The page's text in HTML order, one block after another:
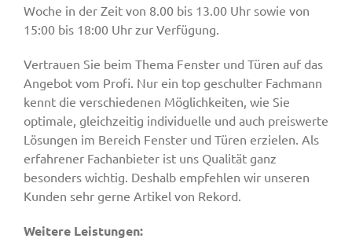
Woche in der Zeit von 8.00 bis 13.00 Uhr sowie von
15:00 bis 18:00 Uhr zur Verfügung.
Vertrauen Sie beim Thema Fenster und Türen auf das
Angebot vom Profi. Nur ein top geschulter Fachmann
kennt die verschiedenen Möglichkeiten, wie Sie
optimale, gleichzeitig individuelle und auch preiswerte
Lösungen im Bereich Fenster und Türen erzielen. Als
erfahrener Fachanbieter ist uns Qualität ganz
besonders wichtig. Deshalb empfehlen wir unseren
Kunden sehr gerne Artikel von Rekord.
Weitere Leistungen: